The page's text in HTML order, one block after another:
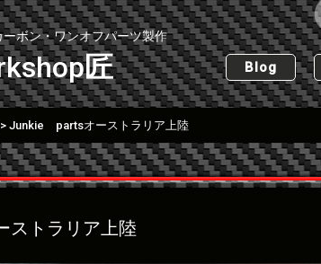
ーボン・ワンオフパーツ製作
匠 Blog
> Junkie partsオーストラリア上陸
トラリア上陸